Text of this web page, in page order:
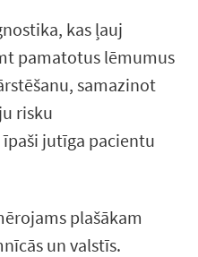
kas ļauj
pamatotus lēmumus
samazinot
risku
jutīga pacientu
plašākam
un valstīs.